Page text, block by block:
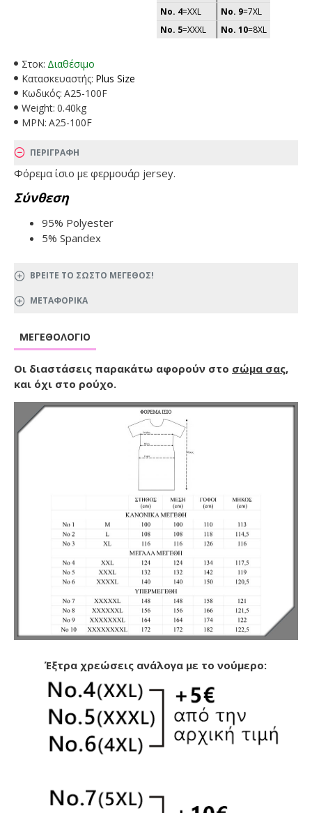
Στοκ: Διαθέσιμο
Κατασκευαστής: Plus Size
Κωδικός: A25-100F
Weight: 0.40kg
MPN: A25-100F
No. 4=XXL No. 9=7XL
No. 5=XXXL No. 10=8XL
ΠΕΡΙΓΡΑΦΗ
Φόρεμα ίσιο με φερμουάρ jersey.
Σύνθεση
95% Polyester
5% Spandex
ΒΡΕΙΤΕ ΤΟ ΣΩΣΤΟ ΜΕΓΕΘΟΣ!
ΜΕΤΑΦΟΡΙΚΑ
ΜΕΓΕΘΟΛΌΓΙΟ
Οι διαστάσεις παρακάτω αφορούν στο σώμα σας,
και όχι στο ρούχο.
Έξτρα χρεώσεις ανάλογα με το νούμερο: